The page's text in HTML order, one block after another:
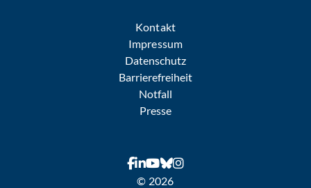
Kontakt
Impressum
Datenschutz
Barrierefreiheit
Notfall
Presse
© 2026